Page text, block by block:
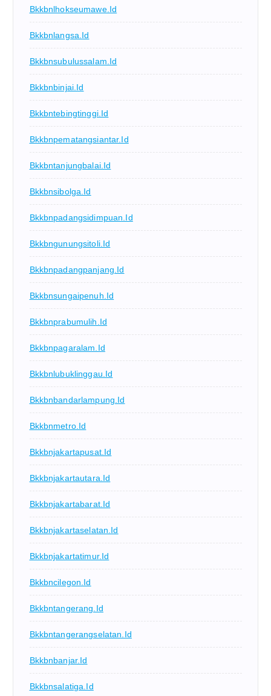
Bkkbnlhokseumawe.id
Bkkbnlangsa.id
Bkkbnsubulussalam.id
Bkkbnbinjai.id
Bkkbntebingtinggi.id
Bkkbnpematangsiantar.id
Bkkbntanjungbalai.id
Bkkbnsibolga.id
Bkkbnpadangsidimpuan.id
Bkkbngunungsitoli.id
Bkkbnpadangpanjang.id
Bkkbnsungaipenuh.id
Bkkbnprabumulih.id
Bkkbnpagaralam.id
Bkkbnlubuklinggau.id
Bkkbnbandarlampung.id
Bkkbnmetro.id
Bkkbnjakartapusat.id
Bkkbnjakartautara.id
Bkkbnjakartabarat.id
Bkkbnjakartaselatan.id
Bkkbnjakartatimur.id
Bkkbncilegon.id
Bkkbntangerang.id
Bkkbntangerangselatan.id
Bkkbnbanjar.id
Bkkbnsalatiga.id